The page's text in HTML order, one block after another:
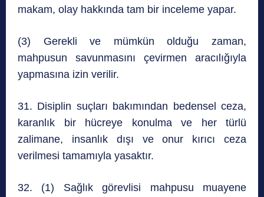
makam, olay hakkında tam bir inceleme yapar.
(3) Gerekli ve mümkün olduğu zaman,
mahpusun savunmasını çevirmen aracılığıyla
yapmasına izin verilir.
31. Disiplin suçları bakımından bedensel ceza,
karanlık bir hücreye konulma ve her türlü
zalimane, insanlık dışı ve onur kırıcı ceza
verilmesi tamamıyla yasaktır.
32. (1) Sağlık görevlisi mahpusu muayene